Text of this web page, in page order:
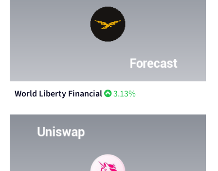
World Liberty Financial 3.13%